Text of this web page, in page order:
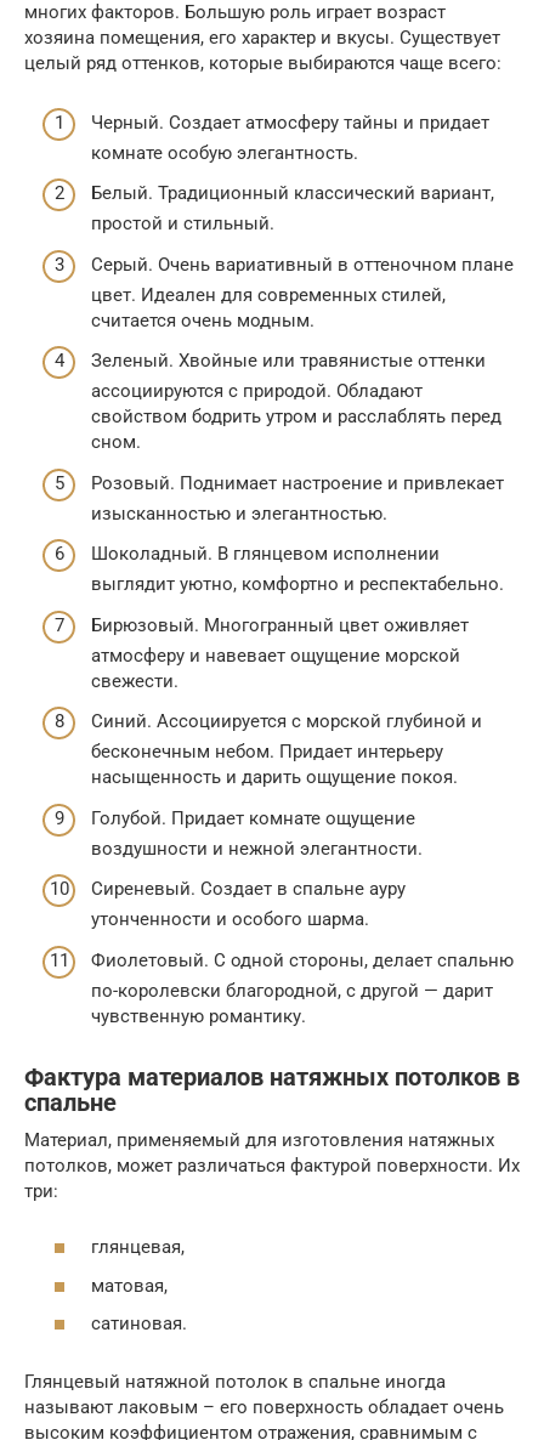
многих факторов. Большую роль играет возраст
хозяина помещения, его характер и вкусы. Существует
целый ряд оттенков, которые выбираются чаще всего:
Черный. Создает атмосферу тайны и придает
комнате особую элегантность.
Белый. Традиционный классический вариант,
простой и стильный.
Серый. Очень вариативный в оттеночном плане
цвет. Идеален для современных стилей,
считается очень модным.
Зеленый. Хвойные или травянистые оттенки
ассоциируются с природой. Обладают
свойством бодрить утром и расслаблять перед
сном.
Розовый. Поднимает настроение и привлекает
изысканностью и элегантностью.
Шоколадный. В глянцевом исполнении
выглядит уютно, комфортно и респектабельно.
Бирюзовый. Многогранный цвет оживляет
атмосферу и навевает ощущение морской
свежести.
Синий. Ассоциируется с морской глубиной и
бесконечным небом. Придает интерьеру
насыщенность и дарить ощущение покоя.
Голубой. Придает комнате ощущение
воздушности и нежной элегантности.
Сиреневый. Создает в спальне ауру
утонченности и особого шарма.
Фиолетовый. С одной стороны, делает спальню
по-королевски благородной, с другой — дарит
чувственную романтику.
Фактура материалов натяжных потолков в
спальне
Материал, применяемый для изготовления натяжных
потолков, может различаться фактурой поверхности. Их
три:
глянцевая,
матовая,
сатиновая.
Глянцевый натяжной потолок в спальне иногда
называют лаковым – его поверхность обладает очень
высоким коэффициентом отражения, сравнимым с